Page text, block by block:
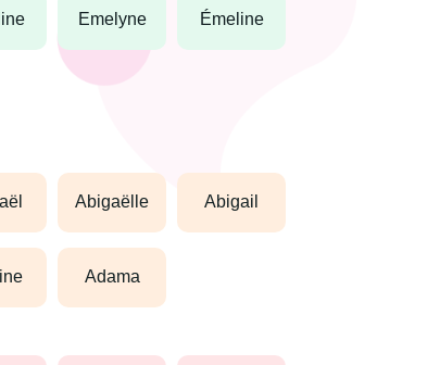
emelyne émeline
abigaëlle abigail
adama